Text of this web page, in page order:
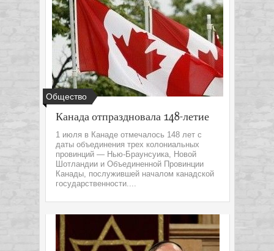
Общество
Канада отпраздновала 148-летие
1 июля в Канаде отмечалось 148 лет с
даты объединения трех колониальных
провинций — Нью-Браунсуика, Новой
Шотландии и Объединенной Провинции
Канады, послужившей началом канадской
государственности....